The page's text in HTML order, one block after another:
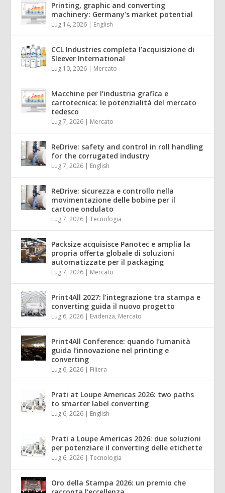
Printing, graphic and converting
machinery: Germany’s market potential
Lug 14, 2026 | English
CCL Industries completa l’acquisizione di
Sleever International
Lug 10, 2026 | Mercato
Macchine per l’industria grafica e
cartotecnica: le potenzialità del mercato
tedesco
Lug 7, 2026 | Mercato
ReDrive: safety and control in roll handling
for the corrugated industry
Lug 7, 2026 | English
ReDrive: sicurezza e controllo nella
movimentazione delle bobine per il
cartone ondulato
Lug 7, 2026 |Tecnologia
Packsize acquisisce Panotec e amplia la
propria offerta globale di soluzioni
automatizzate per il packaging
Lug 7, 2026 | Mercato
Print4All 2027: l’integrazione tra stampa e
converting guida il nuovo progetto
Lug 6, 2026 | Evidenza, Mercato
Print4All Conference: quando l’umanità
guida l’innovazione nel printing e
converting
Lug 6, 2026 | Filiera
Prati at Loupe Americas 2026: two paths
to smarter label converting
Lug 6, 2026 | English
Prati a Loupe Americas 2026: due soluzioni
per potenziare il converting delle etichette
Lug 6, 2026 |Tecnologia
Oro della Stampa 2026: un premio che